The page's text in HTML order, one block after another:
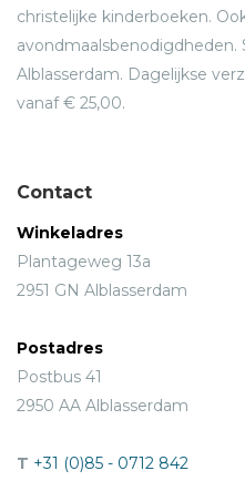
christelijke kinderboeken.
avondmaalsbenodigdheden.
Alblasserdam. Dagelijkse
vanaf € 25,00.
Contact
Winkeladres
Plantageweg 13a
2951 GN Alblasserdam
Postadres
Postbus 41
2950 AA Alblasserdam
T +31 (0)85 - 0712 842